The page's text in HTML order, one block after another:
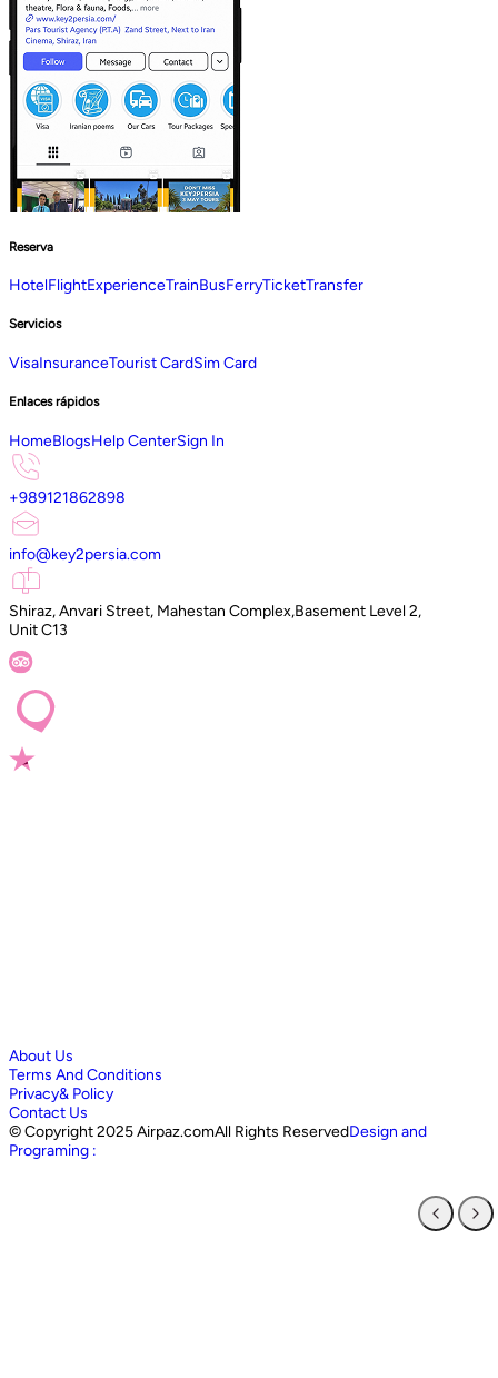
Reserva
HotelFlightExperienceTrainBusFerryTicketTransfer
Servicios
VisaInsuranceTourist CardSim Card
Enlaces rápidos
HomeBlogsHelp CenterSign In
+989121862898
info@key2persia.com
Shiraz, Anvari Street, Mahestan Complex,Basement Level 2,
Unit C13
About Us
Terms And Conditions
Privacy& Policy
Contact Us
©Copyright 2025 Airpaz.comAll Rights ReservedDesign and
Programing :